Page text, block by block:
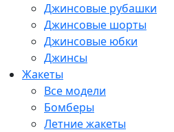
Джинсовые рубашки
Джинсовые шорты
Джинсовые юбки
Джинсы
Жакеты
Все модели
Бомберы
Летние жакеты